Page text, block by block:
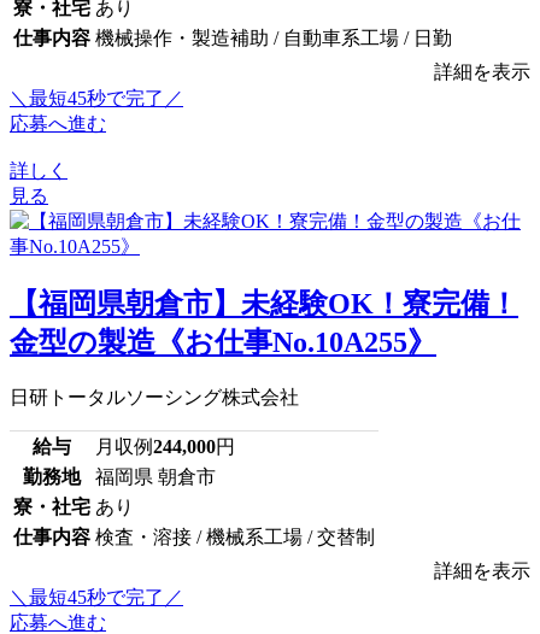
寮・社宅 あり
仕事内容 機械操作・製造補助 / 自動車系工場 / 日勤
詳細を表示
＼最短45秒で完了／
応募へ進む
詳しく
見る
【福岡県朝倉市】未経験OK！寮完備！
金型の製造《お仕事No.10A255》
日研トータルソーシング株式会社
給与 月収例244,000円
勤務地
福岡県 朝倉市
寮・社宅 あり
仕事内容 検査・溶接 / 機械系工場 / 交替制
詳細を表示
＼最短45秒で完了／
応募へ進む